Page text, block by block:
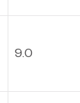
9.0